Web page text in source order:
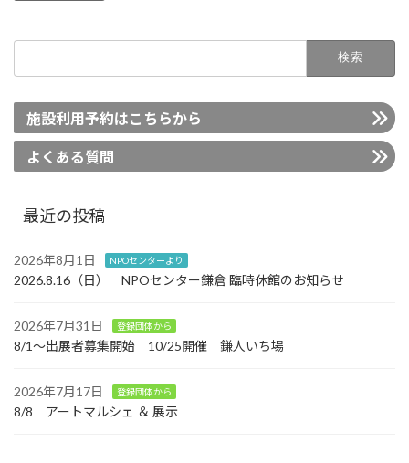
施設利用予約はこちらから
よくある質問
最近の投稿
2026年8月1日 NPOセンターより
2026.8.16（日） NPOセンター鎌倉 臨時休館のお知らせ
2026年7月31日 登録団体から
8/1～出展者募集開始 10/25開催 鎌人いち場
2026年7月17日 登録団体から
8/8 アートマルシェ ＆ 展示